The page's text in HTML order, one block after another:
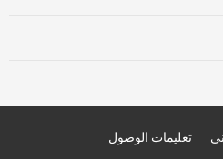
تعليمات الوصول